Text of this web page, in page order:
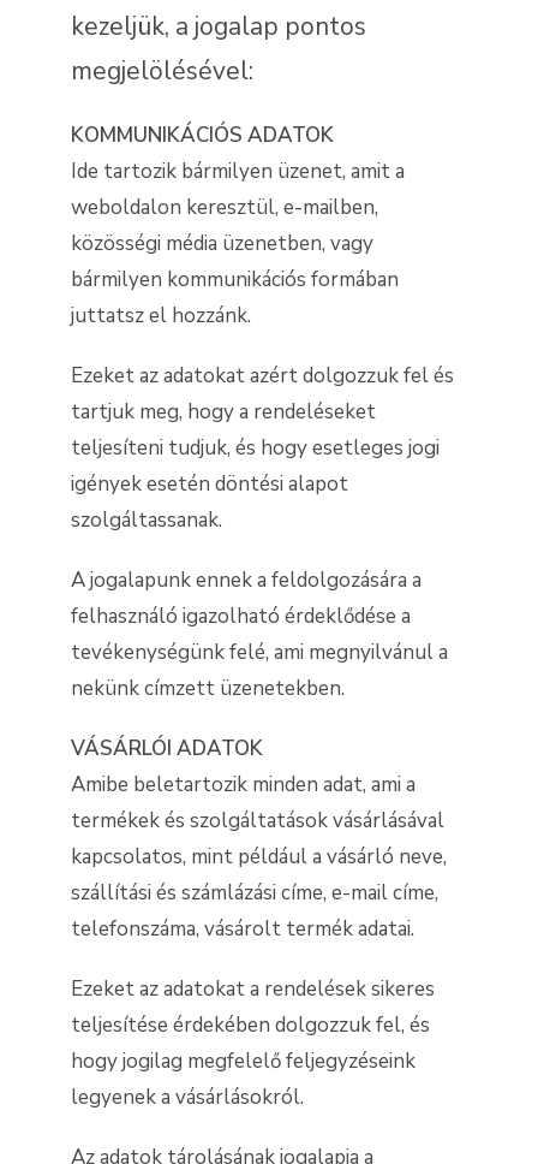
kezeljük, a jogalap pontos
megjelölésével:
KOMMUNIKÁCIÓS ADATOK
Ide tartozik bármilyen üzenet, amit a
weboldalon keresztül, e-mailben,
közösségi média üzenetben, vagy
bármilyen kommunikációs formában
juttatsz el hozzánk.
Ezeket az adatokat azért dolgozzuk fel és
tartjuk meg, hogy a rendeléseket
teljesíteni tudjuk, és hogy esetleges jogi
igények esetén döntési alapot
szolgáltassanak.
A jogalapunk ennek a feldolgozására a
felhasználó igazolható érdeklődése a
tevékenységünk felé, ami megnyilvánul a
nekünk címzett üzenetekben.
VÁSÁRLÓI ADATOK
Amibe beletartozik minden adat, ami a
termékek és szolgáltatások vásárlásával
kapcsolatos, mint például a vásárló neve,
szállítási és számlázási címe, e-mail címe,
telefonszáma, vásárolt termék adatai.
Ezeket az adatokat a rendelések sikeres
teljesítése érdekében dolgozzuk fel, és
hogy jogilag megfelelő feljegyzéseink
legyenek a vásárlásokról.
Az adatok tárolásának jogalapja a